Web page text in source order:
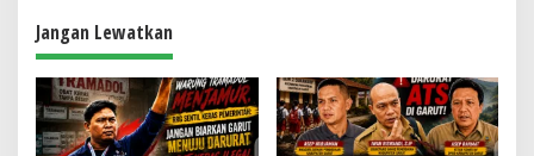
a
s
i
p
Jangan Lewatkan